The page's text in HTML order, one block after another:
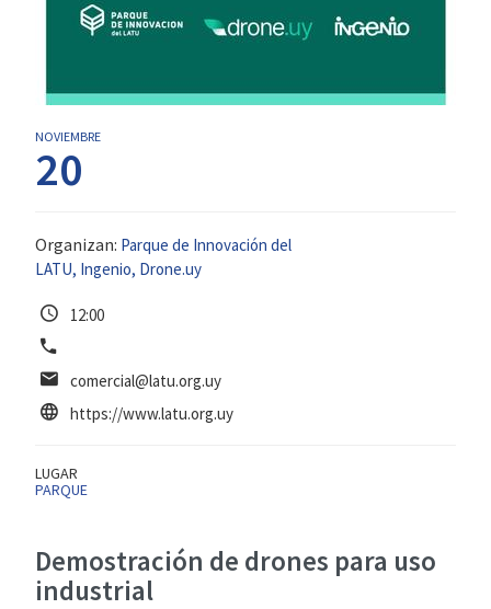
NOVIEMBRE
20
Organizan: Parque de Innovación del
LATU, Ingenio, Drone.uy
12:00
comercial@latu.org.uy
https://www.latu.org.uy
LUGAR
PARQUE
Demostración de drones para uso
industrial